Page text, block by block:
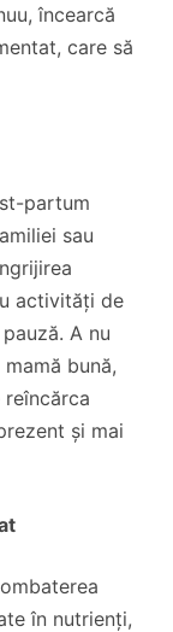
încearcă
care să
partum
sau
activități de
A nu
bună,
și mai
în nutrienți,